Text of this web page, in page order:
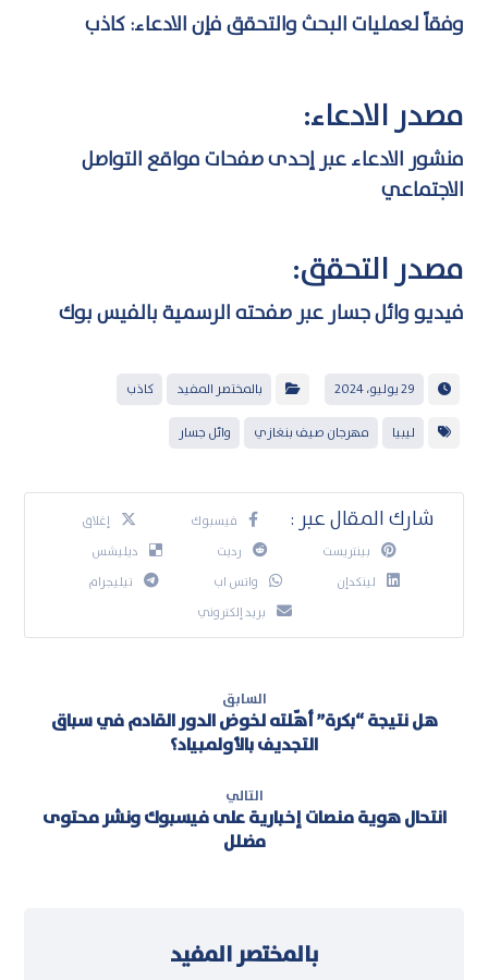
وفقاً لعمليات البحث والتحقق فإن الادعاء: كاذب
مصدر الادعاء:
منشور الادعاء عبر إحدى صفحات مواقع التواصل
الاجتماعي
مصدر التحقق:
فيديو وائل جسار عبر صفحته الرسمية بالفيس بوك
29 يوليو، 2024 بالمختصر المفيد كاذب
ليبيا مهرجان صيف بنغازي وائل جسار
فيسبوك
إغلاق
بينتريست
رديت
ديليشس
لينكدإن
واتس اب
تيليجرام
بريد إلكتروني
السابق
هل نتيجة “بكرة” أهّلته لخوض الدور القادم في سباق
التجديف بالأولمبياد؟
التالي
انتحال هوية منصات إخبارية على فيسبوك ونشر محتوى
مضلل
بالمختصر المفيد